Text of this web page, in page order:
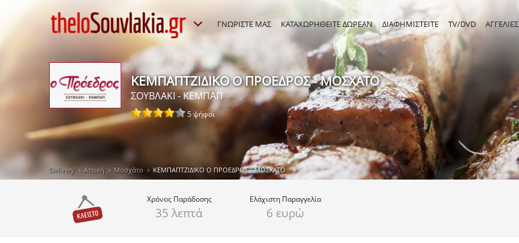
ΓΝΩΡΙΣΤΕ ΜΑΣ ΚΑΤΑΧΩΡΗΘΕΙΤΕ ΔΩΡΕΑΝ ΔΙΑΦΗΜΙΣΤΕΙΤΕ TV/DVD ΑΓΓΕΛΙΕΣ
ΚΕΜΠΑΠΤΖΙΔΙΚΟ Ο ΠΡΟΕΔΡΟΣ - ΜΟΣΧΑΤΟ
ΣΟΥΒΛΑΚΙ - ΚΕΜΠΑΠ
5 ψήφοι
Delivery Αττική Μοσχάτο ΚΕΜΠΑΠΤΖΙΔΙΚΟ Ο ΠΡΟΕΔΡΟΣ - ΜΟΣΧΑΤΟ
Χρόνος Παράδοσης
35 λεπτά
Ελάχιστη Παραγγελία
6 ευρώ